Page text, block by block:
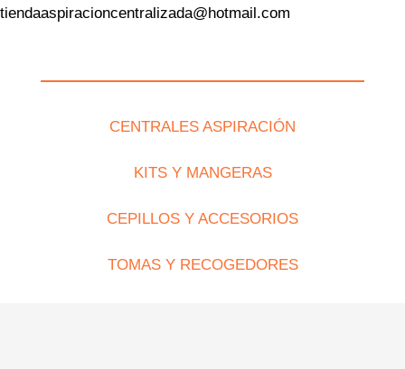
tiendaaspiracioncentralizada@hotmail.com
CENTRALES ASPIRACIÓN
KITS Y MANGERAS
CEPILLOS Y ACCESORIOS
TOMAS Y RECOGEDORES